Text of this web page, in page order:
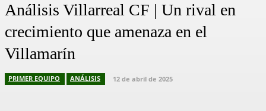
Análisis Villarreal CF | Un rival en
crecimiento que amenaza en el
Villamarín
PRIMER EQUIPO ANÁLISIS 12 de abril de 2025